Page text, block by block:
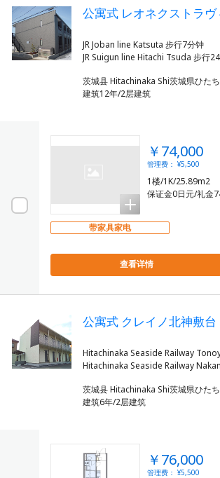
公寓式 レオネクストラ
JR Joban line Katsuta 步行7分钟
茨城县 Hitachinaka Shi茨城県ひた
建筑12年/2层建筑
￥74,000
管理费： ¥5,500
1楼/1K/25.89m2
保证金0日元/礼金
带家具家电
查看详情
公寓式 クレイノ北神敷台
Hitachinaka Seaside Railway
茨城县 Hitachinaka Shi茨城県ひた
建筑6年/2层建筑
￥76,000
管理费： ¥5,500